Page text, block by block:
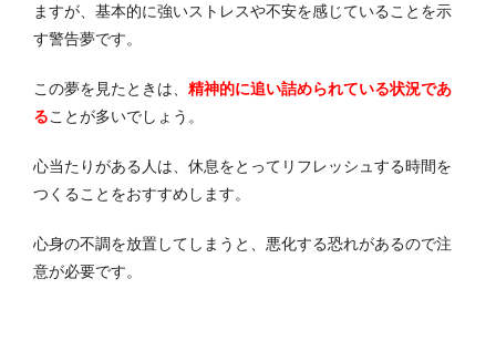
ますが、基本的に強いストレスや不安を感じていることを示
す警告夢です。
この夢を見たときは、 精神的に追い詰められている状況であ
ることが多いでしょう。
心当たりがある人は、休息をとってリフレッシュする時間を
つくることをおすすめします。
心身の不調を放置してしまうと、悪化する恐れがあるので注
意が必要です。